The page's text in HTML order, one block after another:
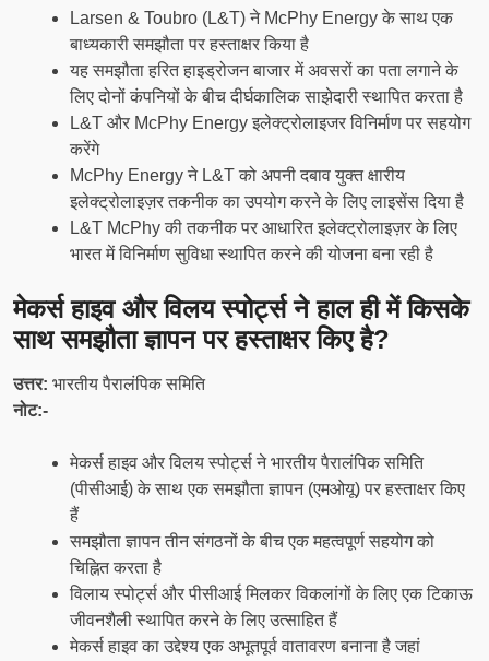
Larsen & Toubro (L&T) ने McPhy Energy के साथ एक
बाध्यकारी समझौता पर हस्ताक्षर किया है
यह समझौता हरित हाइड्रोजन बाजार में अवसरों का पता लगाने के
लिए दोनों कंपनियों के बीच दीर्घकालिक साझेदारी स्थापित करता है
L&T और McPhy Energy इलेक्ट्रोलाइजर विनिर्माण पर सहयोग
करेंगे
McPhy Energy ने L&T को अपनी दबाव युक्त क्षारीय
इलेक्ट्रोलाइज़र तकनीक का उपयोग करने के लिए लाइसेंस दिया है
L&T McPhy की तकनीक पर आधारित इलेक्ट्रोलाइज़र के लिए
भारत में विनिर्माण सुविधा स्थापित करने की योजना बना रही है
मेकर्स हाइव और विलय स्पोर्ट्स ने हाल ही में किसके
साथ समझौता ज्ञापन पर हस्ताक्षर किए है?
उत्तर: भारतीय पैरालंपिक समिति
नोट:-
मेकर्स हाइव और विलय स्पोर्ट्स ने भारतीय पैरालंपिक समिति
(पीसीआई) के साथ एक समझौता ज्ञापन (एमओयू) पर हस्ताक्षर किए
हैं
समझौता ज्ञापन तीन संगठनों के बीच एक महत्वपूर्ण सहयोग को
चिह्नित करता है
विलाय स्पोर्ट्स और पीसीआई मिलकर विकलांगों के लिए एक टिकाऊ
जीवनशैली स्थापित करने के लिए उत्साहित हैं
मेकर्स हाइव का उद्देश्य एक अभूतपूर्व वातावरण बनाना है जहां